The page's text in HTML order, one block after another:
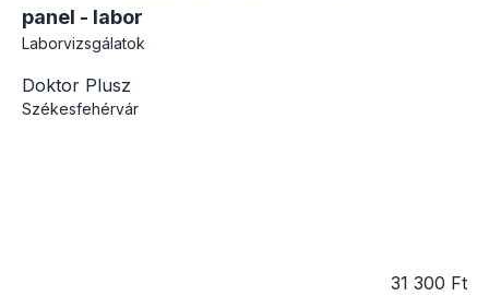
panel - labor
Laborvizsgálatok
Doktor Plusz
Székesfehérvár
31 300 Ft